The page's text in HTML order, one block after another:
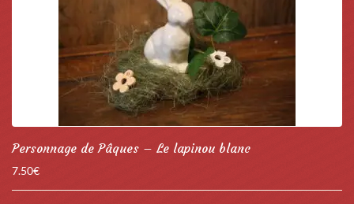
Personnage de Pâques – Le lapinou blanc
7.50€